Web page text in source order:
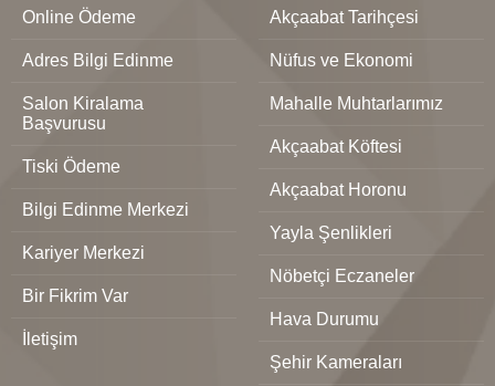
Online Ödeme
Adres Bilgi Edinme
Salon Kiralama
Başvurusu
Tiski Ödeme
Bilgi Edinme Merkezi
Kariyer Merkezi
Bir Fikrim Var
İletişim
Akçaabat Tarihçesi
Nüfus ve Ekonomi
Mahalle Muhtarlarımız
Akçaabat Köftesi
Akçaabat Horonu
Yayla Şenlikleri
Nöbetçi Eczaneler
Hava Durumu
Şehir Kameraları